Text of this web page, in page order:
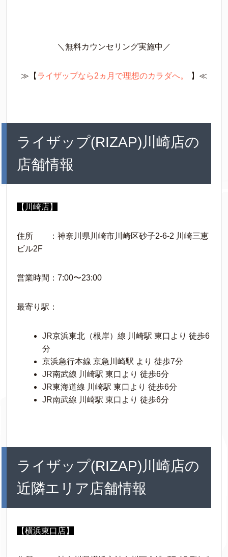
＼無料カウンセリング実施中／
≫【 ライザップなら2ヵ月で理想のカラダへ。 】≪
ライザップ(RIZAP)川崎店の
店舗情報
【川崎店】
住所 ：神奈川県川崎市川崎区砂子2-6-2 川崎三恵
ビル2F
営業時間：7:00〜23:00
最寄り駅：
JR京浜東北（根岸）線 川崎駅 東口より 徒歩6
分
京浜急行本線 京急川崎駅 より 徒歩7分
JR南武線 川崎駅 東口より 徒歩6分
JR東海道線 川崎駅 東口より 徒歩6分
JR南武線 川崎駅 東口より 徒歩6分
ライザップ(RIZAP)川崎店の
近隣エリア店舗情報
【横浜東口店】